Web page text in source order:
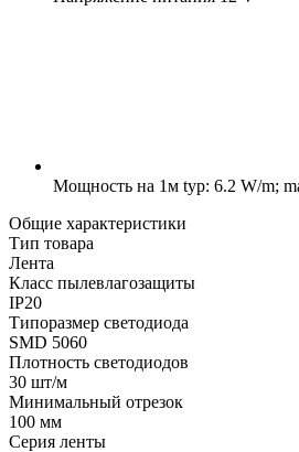
Мощность на 1м typ: 6.2 W/m;
Общие характеристики
Тип товара
Лента
Класс пылевлагозащиты
IP20
Типоразмер светодиода
SMD 5060
Плотность светодиодов
30 шт/м
Минимальный отрезок
100 мм
Серия ленты